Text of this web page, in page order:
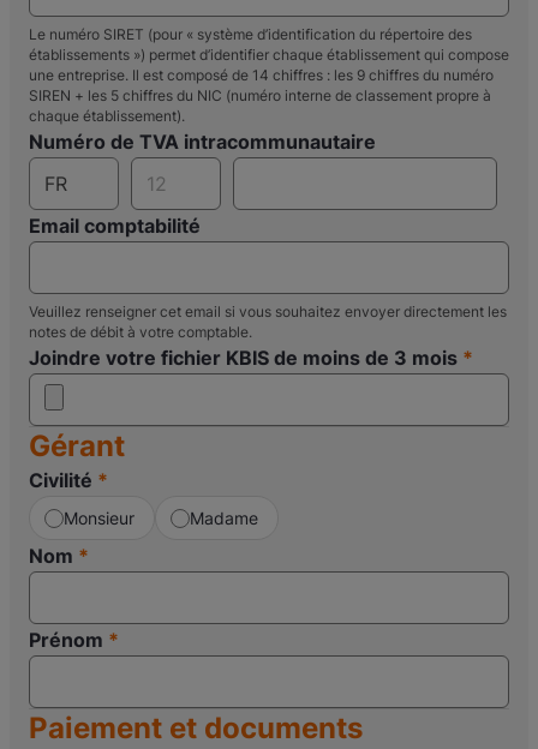
Le numéro SIRET (pour « système d’identification du répertoire des
établissements ») permet d’identifier chaque établissement qui compose
une entreprise. Il est composé de 14 chiffres : les 9 chiffres du numéro
SIREN + les 5 chiffres du NIC (numéro interne de classement propre à
chaque établissement).
Numéro de TVA intracommunautaire
Email comptabilité
Veuillez renseigner cet email si vous souhaitez envoyer directement les
notes de débit à votre comptable.
Joindre votre fichier KBIS de moins de 3 mois
Gérant
Civilité
Monsieur Madame
Nom
Prénom
Paiement et documents